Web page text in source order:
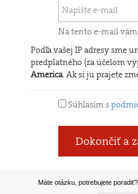
Na tento e-mail
Podľa vašej IP adresy sme
predplatného (za účelom
America. Ak si ju prajete
Súhlasím s
Máte otázku, potrebujete poradiť?